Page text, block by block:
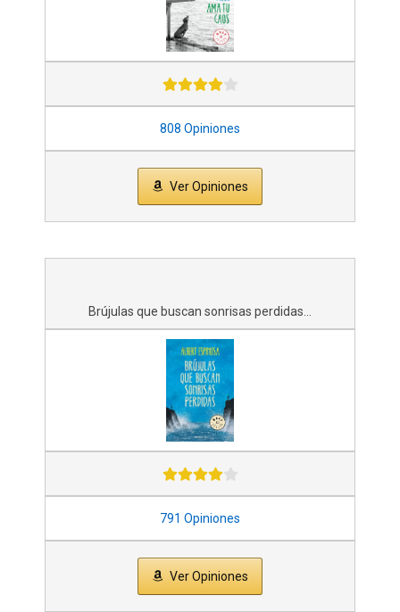
808 Opiniones
Ver Opiniones
Brújulas que buscan sonrisas perdidas...
791 Opiniones
Ver Opiniones